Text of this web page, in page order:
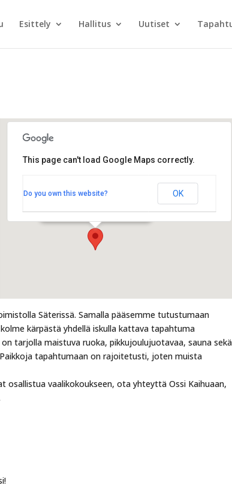
Esittely Hallitus Uutiset
Säterinkatu 6 - Espoo
Tapahtumat
This page can't load Google Maps correctly.
Do you own this website? OK
Säterissä. Samalla pääsemme tutustumaan
kärpästä yhdellä iskulla kattava tapahtuma
tarjolla maistuva ruoka, pikkujoulujuotavaa, sauna sekä
tapahtumaan on rajoitetusti, joten muista
vaalikokoukseen, ota yhteyttä Ossi Kaihuaan,